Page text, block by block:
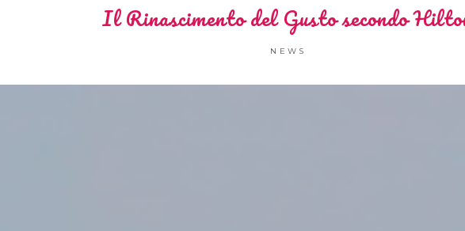
Il Rinascimento del Gusto secondo
NEWS